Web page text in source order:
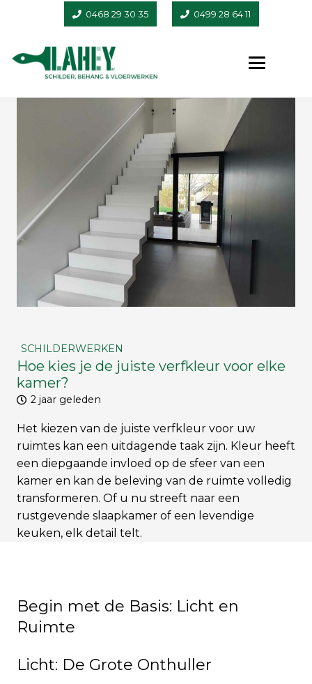
0468 29 30 35 0499 28 64 11
SCHILDERWERKEN
Hoe kies je de juiste verfkleur voor elke
kamer?
2 jaar geleden
Het kiezen van de juiste verfkleur voor uw
ruimtes kan een uitdagende taak zijn. Kleur heeft
een diepgaande invloed op de sfeer van een
kamer en kan de beleving van de ruimte volledig
transformeren. Of u nu streeft naar een
rustgevende slaapkamer of een levendige
keuken, elk detail telt.
Begin met de Basis: Licht en
Ruimte
Licht: De Grote Onthuller